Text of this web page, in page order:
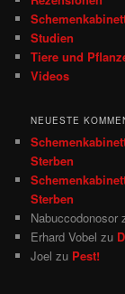
Studien
Tiere und
Videos
NEUESTE
Sterben
Sterben
Nabuccodonosor
Erhard Vobel zu
Joel zu Pest!